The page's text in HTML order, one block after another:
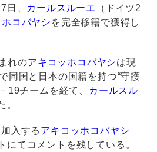
日、 カールスルーエ
（ドイツ2
コバヤシ を完全移籍で獲得し
れのアキコッホコバヤシは現
同国と日本の国籍を持つ“守護
19チームを経て、
カールスル
。
入する アキコッホコバヤシ
にてコメントを残している。